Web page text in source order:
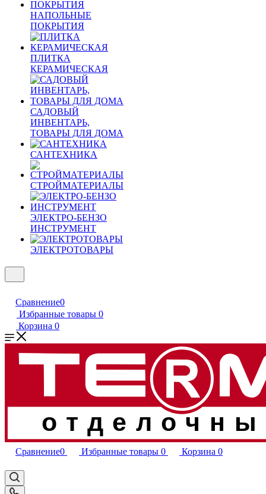
НАПОЛЬНЫЕ
ПОКРЫТИЯ
ПЛИТКА
КЕРАМИЧЕСКАЯ
САДОВЫЙ
ИНВЕНТАРЬ,
ТОВАРЫ ДЛЯ ДОМА
САНТЕХНИКА
СТРОЙМАТЕРИАЛЫ
ЭЛЕКТРО-БЕНЗО
ИНСТРУМЕНТ
ЭЛЕКТРОТОВАРЫ
Сравнение0
Избранные товары 0
Корзина 0
Сравнение0 Избранные товары 0 Корзина 0